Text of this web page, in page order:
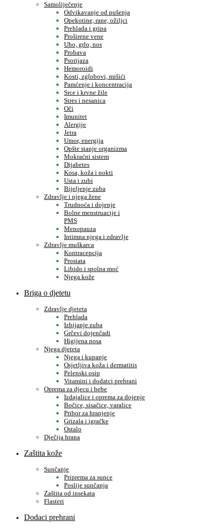
Samoliječenje
Odvikavanje od pušenja
Opekotine, rane, ožiljci
Prehlada i gripa
Proširene vene
Uho, grlo, nos
Probava
Psorijaza
Hemoroidi
Kosti, zglobovi, mišići
Pamćenje i koncentracija
Srce i krvne žile
Stres i nesanica
Oči
Imunitet
Alergije
Jetra
Umor, energija
Opšte stanje organizma
Mokraćni sistem
Dijabetes
Kosa, koža i nokti
Usta i zubi
Bijeljenje zuba
Zdravlje i njega žene
Trudnoća i dojenje
Bolne menstruacije i
PMS
Menopauza
Intimna njega i zdravlje
Zdravlje muškarca
Kontracepcija
Prostata
Libido i spolna moć
Njega kože
Briga o djetetu
Zdravlje djeteta
Prehlada
Izbijanje zuba
Grčevi dojenčadi
Higijena nosa
Njega djeteta
Njega i kupanje
Osjetljiva koža i dermatitis
Pelenski osip
Vitamini i dodatci prehrani
Oprema za djecu i bebe
Izdajalice i oprema za dojenje
Bočice, sisačice, varalice
Pribor za hranjenje
Grizala i igračke
Ostalo
Dječija hrana
Zaštita kože
Sunčanje
Priprema za sunce
Poslije sunčanja
Zaštita od insekata
Flasteri
Dodaci prehrani